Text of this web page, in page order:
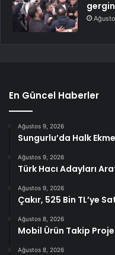
En Güncel Haberler
Ağustos 9, 2026
Sungurlu’da Halk
Ağustos 9, 2026
Türk Hacı Adayları
Ağustos 9, 2026
Çakır, 525 Bin TL’ye
Ağustos 8, 2026
Mobil Ürün Takip
Ağustos 8, 2026